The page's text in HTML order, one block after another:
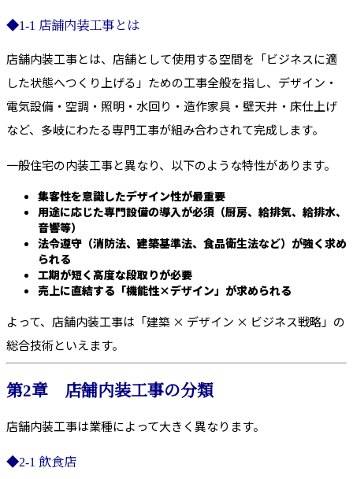
◆1-1 店舗内装工事とは
店舗内装工事とは、店舗として使用する空間を「ビジネスに適
した状態へつくり上げる」ための工事全般を指し、デザイン・
電気設備・空調・照明・水回り・造作家具・壁天井・床仕上げ
など、多岐にわたる専門工事が組み合わされて完成します。
一般住宅の内装工事と異なり、以下のような特性があります。
集客性を意識したデザイン性が最重要
用途に応じた専門設備の導入が必須（厨房、給排気、給排水、
音響等）
法令遵守（消防法、建築基準法、食品衛生法など）が強く求め
られる
工期が短く高度な段取りが必要
売上に直結する「機能性×デザイン」が求められる
よって、店舗内装工事は「建築 × デザイン × ビジネス戦略」の
総合技術といえます。
第2章 店舗内装工事の分類
店舗内装工事は業種によって大きく異なります。
◆2-1 飲食店